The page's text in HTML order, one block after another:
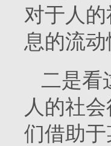
对于人
息的流动
二是看
人的社
们借助